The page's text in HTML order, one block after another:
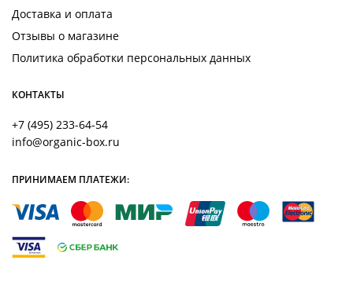
Доставка и оплата
Отзывы о магазине
Политика обработки персональных данных
КОНТАКТЫ
+7 (495) 233-64-54
info@organic-box.ru
ПРИНИМАЕМ ПЛАТЕЖИ: